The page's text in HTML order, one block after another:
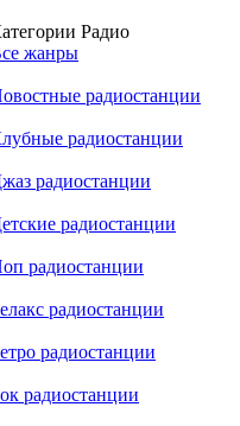
Радио
жанры
радиостанции
радиостанции
радиостанции
радиостанции
радиостанции
радиостанции
радиостанции
радиостанции